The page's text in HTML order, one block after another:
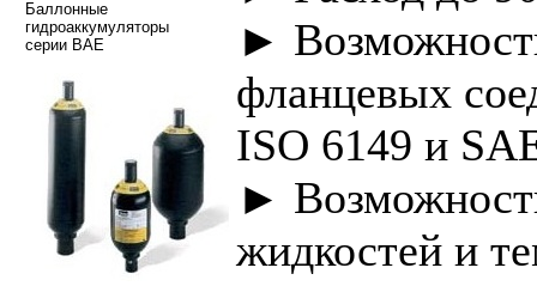
Баллонные
гидроаккумуляторы
серии BAE
►
фланцевых
ISO 6149 и
►
жидкостей и